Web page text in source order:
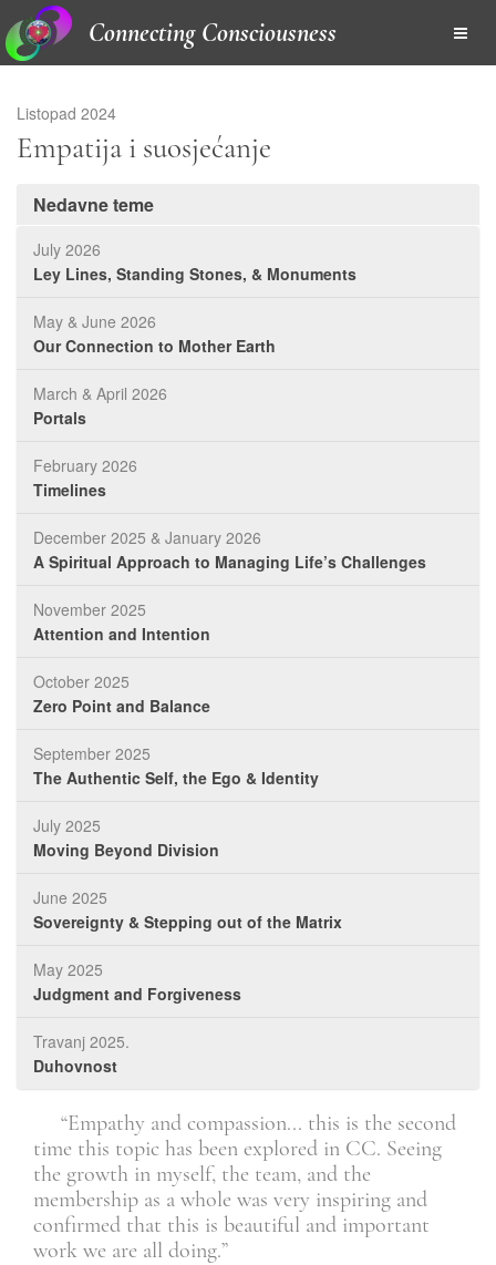
Connecting Consciousness
Listopad 2024
Empatija i suosjećanje
Nedavne teme
July 2026
Ley Lines, Standing Stones, & Monuments
May & June 2026
Our Connection to Mother Earth
March & April 2026
Portals
February 2026
Timelines
December 2025 & January 2026
A Spiritual Approach to Managing Life’s Challenges
November 2025
Attention and Intention
October 2025
Zero Point and Balance
September 2025
The Authentic Self, the Ego & Identity
July 2025
Moving Beyond Division
June 2025
Sovereignty & Stepping out of the Matrix
May 2025
Judgment and Forgiveness
Travanj 2025.
Duhovnost
“Empathy and compassion... this is the second
time this topic has been explored in CC. Seeing
the growth in myself, the team, and the
membership as a whole was very inspiring and
confirmed that this is beautiful and important
work we are all doing.”